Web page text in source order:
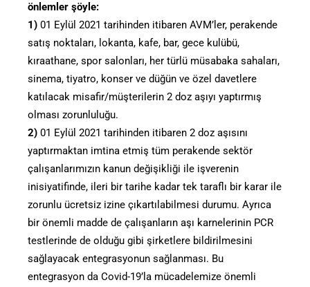
önlemler şöyle:
1) 01 Eylül 2021 tarihinden itibaren AVM’ler, perakende
satış noktaları, lokanta, kafe, bar, gece kulübü,
kıraathane, spor salonları, her türlü müsabaka sahaları,
sinema, tiyatro, konser ve düğün ve özel davetlere
katılacak misafir/müşterilerin 2 doz aşıyı yaptırmış
olması zorunluluğu.
2) 01 Eylül 2021 tarihinden itibaren 2 doz aşısını
yaptırmaktan imtina etmiş tüm perakende sektör
çalışanlarımızın kanun değişikliği ile işverenin
inisiyatifinde, ileri bir tarihe kadar tek taraflı bir karar ile
zorunlu ücretsiz izine çıkartılabilmesi durumu. Ayrıca
bir önemli madde de çalışanların aşı karnelerinin PCR
testlerinde de olduğu gibi şirketlere bildirilmesini
sağlayacak entegrasyonun sağlanması. Bu
entegrasyon da Covid-19’la mücadelemize önemli